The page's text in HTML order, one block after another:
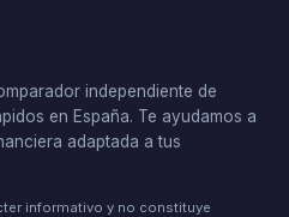
independiente de
en España. Te ayudamos a
adaptada a tus
informativo y no constituye